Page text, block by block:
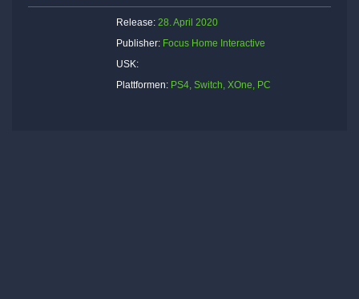
Release: 28. April 2020
Publisher: Focus Home Interactive
USK:
Plattformen: PS4, Switch, XOne, PC